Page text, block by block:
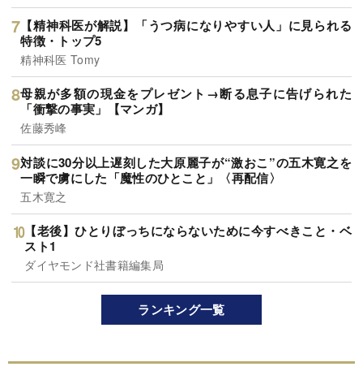
【精神科医が解説】「うつ病になりやすい人」に見られる
特徴・トップ5
精神科医 Tomy
母親が多額の現金をプレゼント→断る息子に告げられた
「衝撃の事実」【マンガ】
佐藤秀峰
対談に30分以上遅刻した大原麗子が“激おこ”の五木寛之を
一瞬で虜にした「魔性のひとこと」〈再配信〉
五木寛之
【老後】ひとりぼっちにならないために今すべきこと・ベ
スト1
ダイヤモンド社書籍編集局
ランキング一覧